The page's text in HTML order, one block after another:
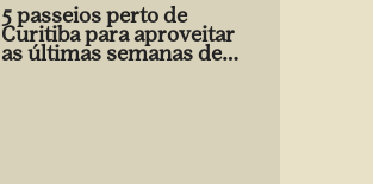
5 passeios perto de
Curitiba para aproveitar
as últimas semanas de